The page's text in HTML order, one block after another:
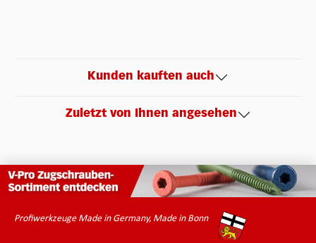
Kunden kauften auch
Zuletzt von Ihnen angesehen
Profiwerkzeuge Made in Germany, Made in Bonn